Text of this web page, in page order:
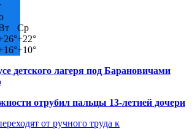
Ср
26°+22°
16°+10°
детского лагеря под Барановичами
отрубил пальцы 13-летней дочери
от ручного труда к